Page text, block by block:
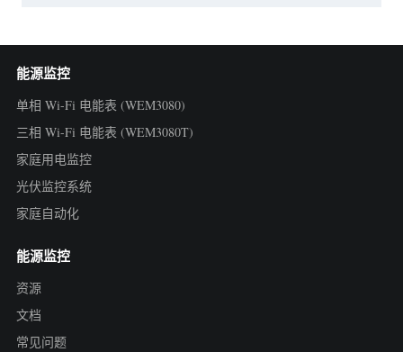
能源监控
单相 Wi-Fi 电能表 (WEM3080)
三相 Wi-Fi 电能表 (WEM3080T)
家庭用电监控
光伏监控系统
家庭自动化
能源监控
资源
文档
常见问题